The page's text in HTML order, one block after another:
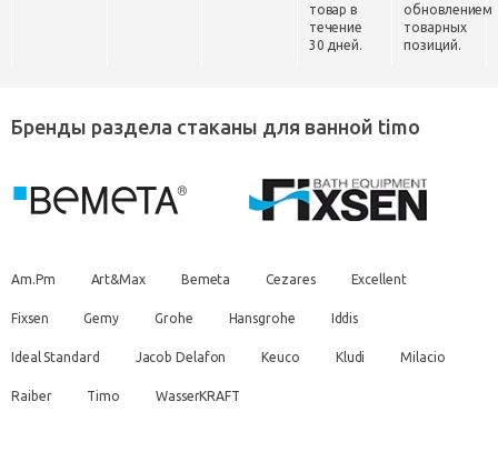
товар в
течение
30 дней.
обновлением
товарных
позиций.
Бренды раздела стаканы для ванной timo
Am.Pm Art&Max Bemeta Cezares Excellent
Fixsen Gemy Grohe Hansgrohe Iddis
Ideal Standard Jacob Delafon Keuco Kludi Milacio
Raiber Timo WasserKRAFT